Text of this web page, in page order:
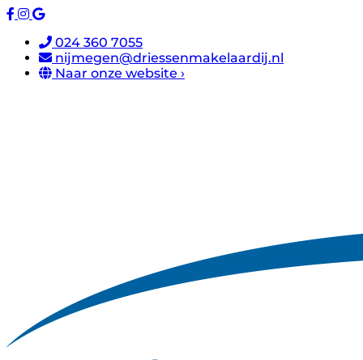
024 360 7055
nijmegen@driessenmakelaardij.nl
Naar onze website ›